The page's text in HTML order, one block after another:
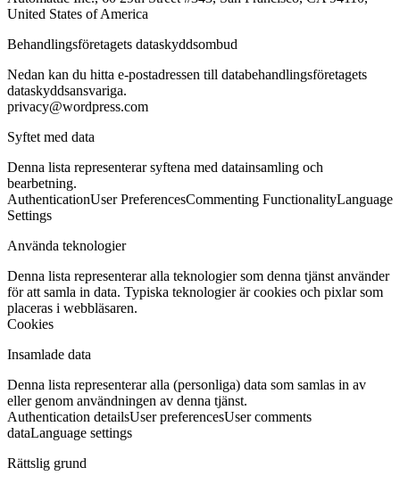
United States of America
Behandlingsföretagets dataskyddsombud
Nedan kan du hitta e-postadressen till databehandlingsföretagets
dataskyddsansvariga.
privacy@wordpress.com
Syftet med data
Denna lista representerar syftena med datainsamling och
bearbetning.
AuthenticationUser PreferencesCommenting FunctionalityLanguage
Settings
Använda teknologier
Denna lista representerar alla teknologier som denna tjänst använder
för att samla in data. Typiska teknologier är cookies och pixlar som
placeras i webbläsaren.
Cookies
Insamlade data
Denna lista representerar alla (personliga) data som samlas in av
eller genom användningen av denna tjänst.
Authentication detailsUser preferencesUser comments
dataLanguage settings
Rättslig grund